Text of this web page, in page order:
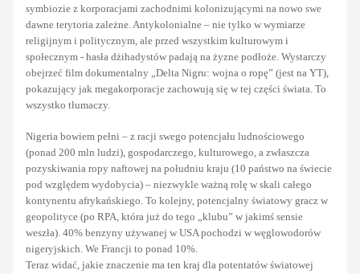
symbiozie z korporacjami zachodnimi kolonizującymi na nowo swe
dawne terytoria zależne. Antykolonialne – nie tylko w wymiarze
religijnym i politycznym, ale przed wszystkim kulturowym i
społecznym - hasła dżihadystów padają na żyzne podłoże. Wystarczy
obejrzeć film dokumentalny „Delta Nigru: wojna o ropę” (jest na YT),
pokazujący jak megakorporacje zachowują się w tej części świata. To
wszystko tłumaczy.
Nigeria bowiem pełni – z racji swego potencjału ludnościowego
(ponad 200 mln ludzi), gospodarczego, kulturowego, a zwłaszcza
pozyskiwania ropy naftowej na południu kraju (10 państwo na świecie
pod względem wydobycia) – niezwykle ważną rolę w skali całego
kontynentu afrykańskiego. To kolejny, potencjalny światowy gracz w
geopolityce (po RPA, która już do tego „klubu” w jakimś sensie
weszła). 40% benzyny używanej w USA pochodzi w węglowodorów
nigeryjskich. We Francji to ponad 10%.
Teraz widać, jakie znaczenie ma ten kraj dla potentatów światowej